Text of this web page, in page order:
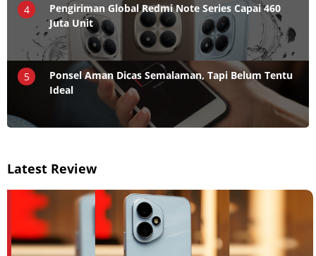
4
Pengiriman Global Redmi Note Series Capai 460
Juta Unit
5
Ponsel Aman Dicas Semalaman, Tapi Belum Tentu
Ideal
Latest Review